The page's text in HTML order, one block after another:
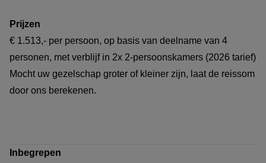
Prijzen
€ 1.513,- per persoon, op basis van deelname van 4
personen, met verblijf in 2x 2-persoonskamers (2026 tarief)
Mocht uw gezelschap groter of kleiner zijn, laat de reissom
door ons berekenen.
Inbegrepen